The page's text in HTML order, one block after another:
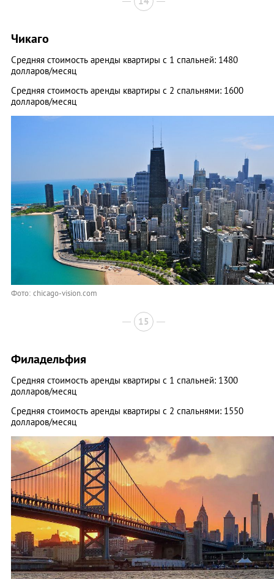
Чикаго
Средняя стоимость аренды квартиры с 1 спальней: 1480
долларов/месяц
Средняя стоимость аренды квартиры с 2 спальнями: 1600
долларов/месяц
Фото: chicago-vision.com
15
Филадельфия
Средняя стоимость аренды квартиры с 1 спальней: 1300
долларов/месяц
Средняя стоимость аренды квартиры с 2 спальнями: 1550
долларов/месяц